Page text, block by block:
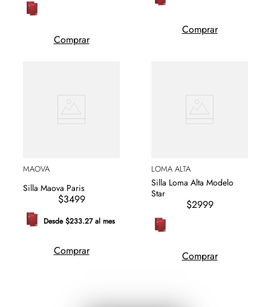
Comprar
Comprar
MAOVA
Silla Maova Paris
$3499
Desde $233.27 al mes
Comprar
LOMA ALTA
Silla Loma Alta Modelo
Star
$2999
Comprar